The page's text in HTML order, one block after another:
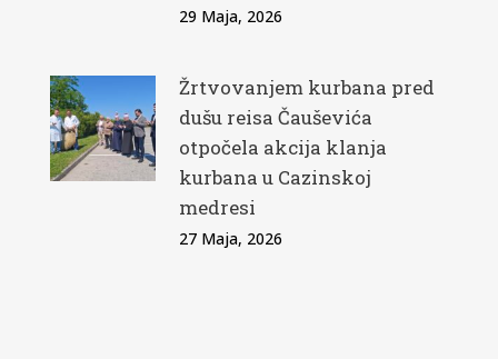
29 Maja, 2026
Žrtvovanjem kurbana pred
dušu reisa Čauševića
otpočela akcija klanja
kurbana u Cazinskoj
medresi
27 Maja, 2026